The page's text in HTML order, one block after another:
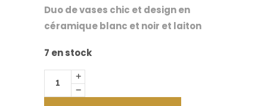
initial
actuel
Duo de vases chic et design en
céramique blanc et noir et laiton
7 en stock
Celi
quantity